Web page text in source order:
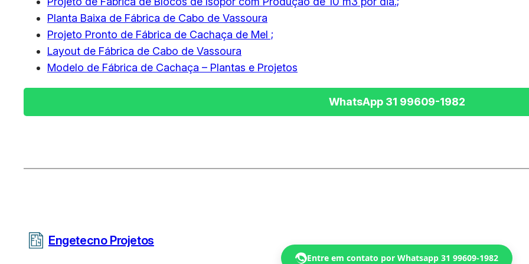
Planta Baixa de Fábrica de Cabo de Vassoura
Projeto Pronto de Fábrica de Cachaça de Mel ;
Layout de Fábrica de Cabo de Vassoura
Modelo de Fábrica de Cachaça – Plantas e Projetos
Engetecno Projetos
Entre em contato por Whatsapp 31 99609-1982